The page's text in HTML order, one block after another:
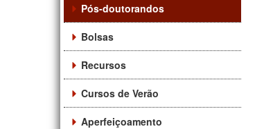
Pós-doutorandos
Bolsas
Recursos
Cursos de Verão
Aperfeiçoamento